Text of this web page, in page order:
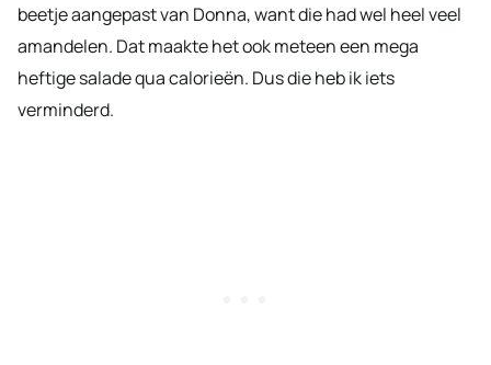
beetje aangepast van Donna, want die had wel heel veel
amandelen. Dat maakte het ook meteen een mega
heftige salade qua calorieën. Dus die heb ik iets
verminderd.